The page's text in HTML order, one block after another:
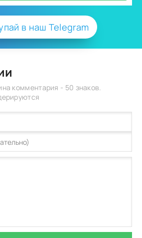
в наш Telegram
комментария - 50 знаков.